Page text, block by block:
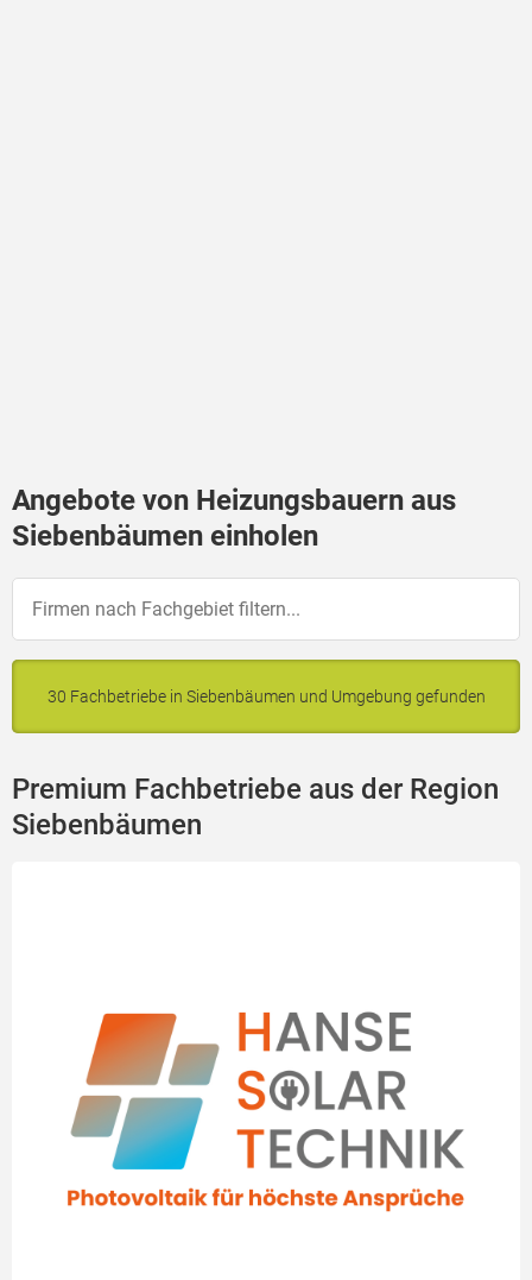
Angebote von Heizungsbauern aus
Siebenbäumen einholen
30 Fachbetriebe in Siebenbäumen und Umgebung gefunden
Premium Fachbetriebe aus der Region
Siebenbäumen